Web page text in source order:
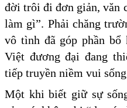
đời trôi đi đơn giản, văn
làm gì”. Phải chăng
vô tình đã góp phần bổ
Việt đương đại đang
tiếp truyền niềm vui
Một khi biết giữ sự